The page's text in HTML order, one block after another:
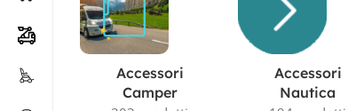
Accessori
Camper
Accessori
Nautica